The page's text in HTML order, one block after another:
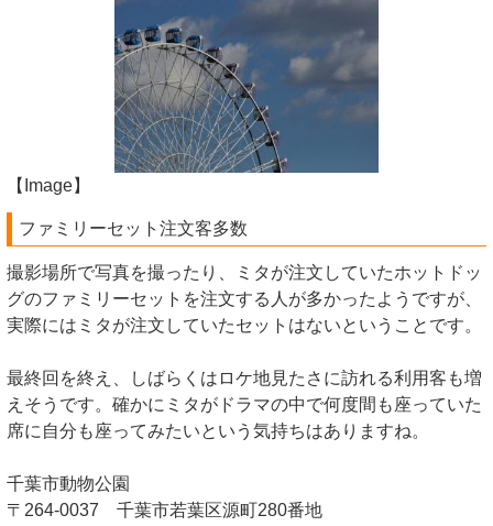
【Image】
ファミリーセット注文客多数
撮影場所で写真を撮ったり、ミタが注文していたホットドッ
グのファミリーセットを注文する人が多かったようですが、
実際にはミタが注文していたセットはないということです。
最終回を終え、しばらくはロケ地見たさに訪れる利用客も増
えそうです。確かにミタがドラマの中で何度間も座っていた
席に自分も座ってみたいという気持ちはありますね。
千葉市動物公園
〒264-0037 千葉市若葉区源町280番地